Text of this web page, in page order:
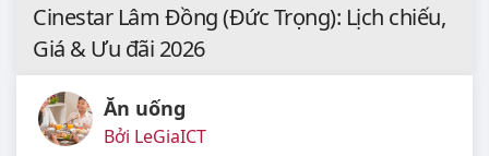
Cinestar Lâm Đồng (Đức Trọng): Lịch chiếu,
Giá & Ưu đãi 2026
Ăn uống
Bởi LeGiaICT